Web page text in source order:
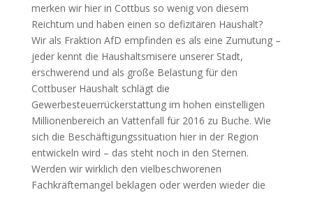
merken wir hier in Cottbus so wenig von diesem
Reichtum und haben einen so defizitären Haushalt?
Wir als Fraktion AfD empfinden es als eine Zumutung –
jeder kennt die Haushaltsmisere unserer Stadt,
erschwerend und als große Belastung für den
Cottbuser Haushalt schlägt die
Gewerbesteuerrückerstattung im hohen einstelligen
Millionenbereich an Vattenfall für 2016 zu Buche. Wie
sich die Beschäftigungssituation hier in der Region
entwickeln wird – das steht noch in den Sternen.
Werden wir wirklich den vielbeschworenen
Fachkräftemangel beklagen oder werden wieder die